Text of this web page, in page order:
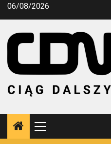
Przejdź
06/08/2026
Menu
główne